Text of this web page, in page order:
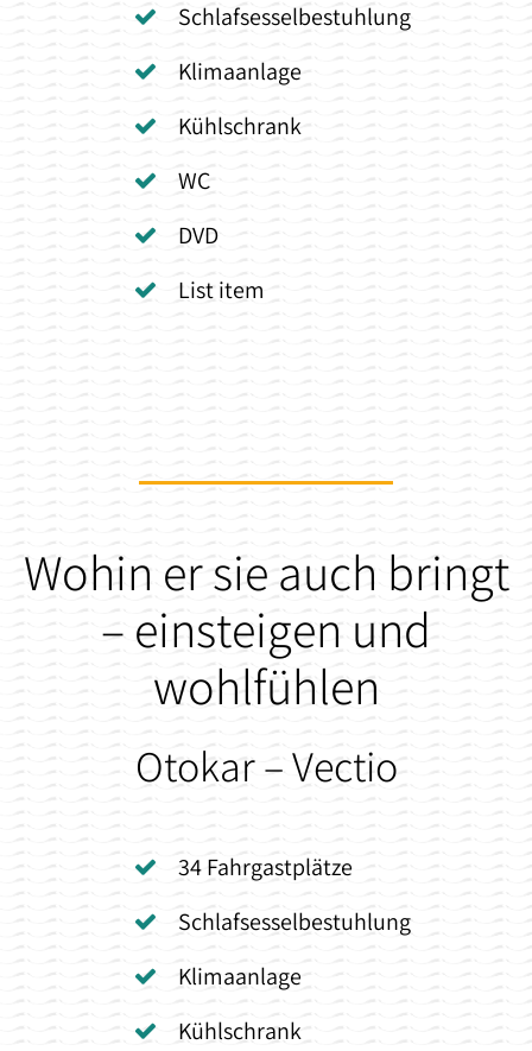
Schlafsesselbestuhlung
Klimaanlage
Kühlschrank
WC
DVD
List item
Wohin er sie auch bringt
– einsteigen und
wohlfühlen
Otokar – Vectio
34 Fahrgastplätze
Schlafsesselbestuhlung
Klimaanlage
Kühlschrank